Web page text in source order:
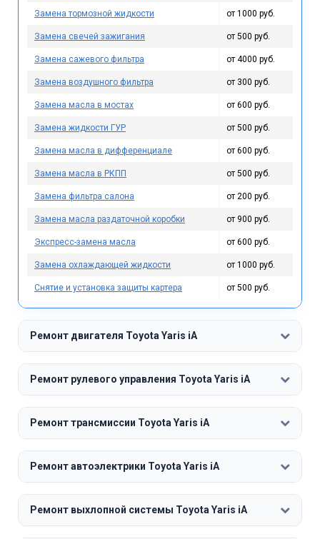
Замена тормозной жидкости от 1000 руб.
Замена свечей зажигания от 500 руб.
Замена сажевого фильтра от 4000 руб.
Замена воздушного фильтра от 300 руб.
Замена масла в мостах от 600 руб.
Замена жидкости ГУР от 500 руб.
Замена масла в дифференциале от 600 руб.
Замена масла в РКПП от 500 руб.
Замена фильтра салона от 200 руб.
Замена масла раздаточной коробки от 900 руб.
Экспресс-замена масла от 600 руб.
Замена охлаждающей жидкости от 1000 руб.
Снятие и установка защиты картера от 500 руб.
Ремонт двигателя Toyota Yaris iA
Ремонт рулевого управления Toyota Yaris iA
Ремонт трансмиссии Toyota Yaris iA
Ремонт автоэлектрики Toyota Yaris iA
Ремонт выхлопной системы Toyota Yaris iA